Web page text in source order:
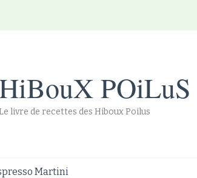
POiLuS
livre de recettes des Hiboux Poilus
Martini